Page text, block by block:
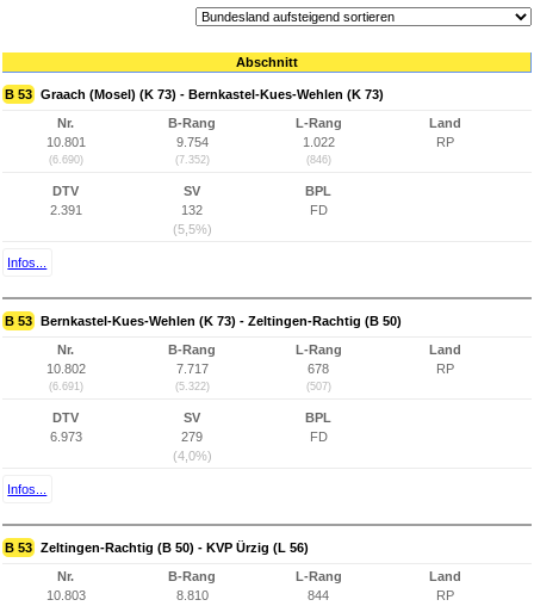
Abschnitt
B 53 Graach (Mosel) (K 73) - Bernkastel-Kues-Wehlen (K 73)
Nr.
10.801
(6.690)
B-Rang
9.754
(7.352)
L-Rang
1.022
(846)
Land
RP
DTV
2.391
SV
132
(5,5%)
BPL
FD
Infos...
B 53 Bernkastel-Kues-Wehlen (K 73) - Zeltingen-Rachtig (B 50)
Nr.
10.802
(6.691)
B-Rang
7.717
(5.322)
L-Rang
678
(507)
Land
RP
DTV
6.973
SV
279
(4,0%)
BPL
FD
Infos...
B 53 Zeltingen-Rachtig (B 50) - KVP Ürzig (L 56)
Nr.
10.803
B-Rang
8.810
L-Rang
844
Land
RP